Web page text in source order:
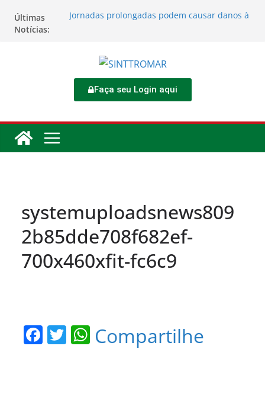
Últimas
Notícias:
Jornadas prolongadas podem causar danos à
Sinttromar garante acordo de R$ 1,7 milhão e
corrige direitos de motoristas da
Transcocamar
dos trabalhadores
Faça seu Login aqui
systemuploadsnews809
2b85dde708f682ef-
700x460xfit-fc6c9
F T W
Compartilhe